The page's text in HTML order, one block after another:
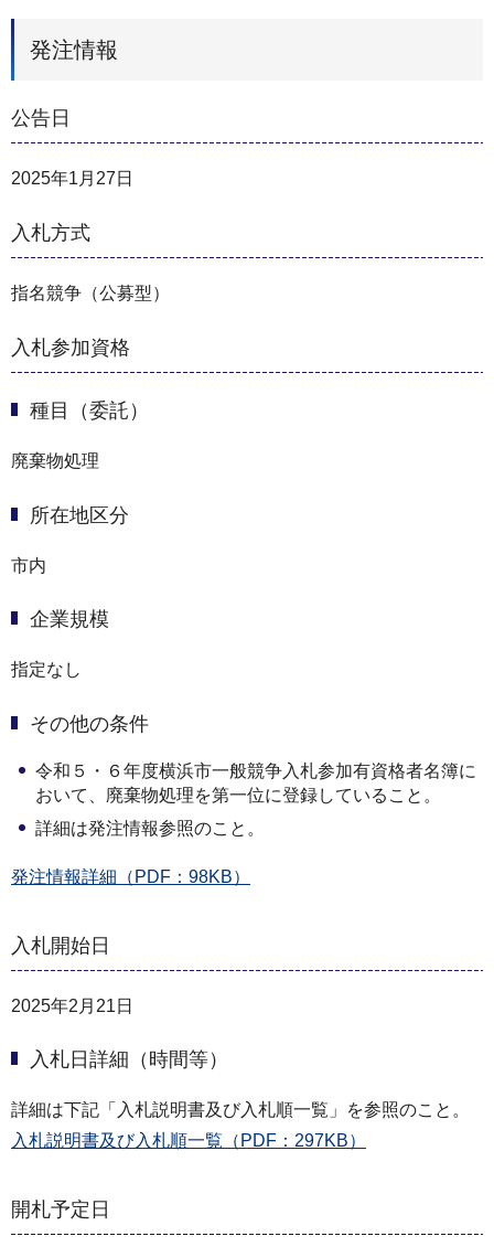
発注情報
公告日
2025年1月27日
入札方式
指名競争（公募型）
入札参加資格
種目（委託）
廃棄物処理
所在地区分
市内
企業規模
指定なし
その他の条件
令和５・６年度横浜市一般競争入札参加有資格者名簿に
おいて、廃棄物処理を第一位に登録していること。
詳細は発注情報参照のこと。
発注情報詳細（PDF：98KB）
入札開始日
2025年2月21日
入札日詳細（時間等）
詳細は下記「入札説明書及び入札順一覧」を参照のこと。
入札説明書及び入札順一覧（PDF：297KB）
開札予定日